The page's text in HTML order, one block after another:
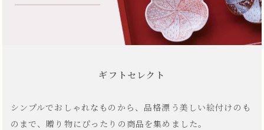
ギフトセレクト
シンプルでおしゃれなものから、品格漂う美しい絵付けのも
のまで、贈り物にぴったりの商品を集めました。